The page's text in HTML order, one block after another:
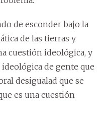
de esconder bajo la
de las tierras y
cuestión ideológica, y
de gente que
desigualad que se
es una cuestión